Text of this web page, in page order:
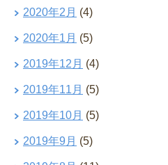
2020年2月 (4)
2020年1月 (5)
2019年12月 (4)
2019年11月 (5)
2019年10月 (5)
2019年9月 (5)